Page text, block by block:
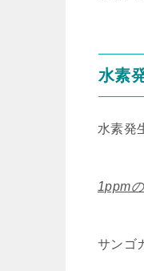
水素
水素発
1ppm
サンゴ